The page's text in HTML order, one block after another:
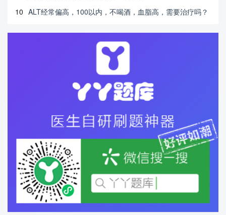
10 ALT经常偏高，100以内，不喝酒，血脂高，需要治疗吗？